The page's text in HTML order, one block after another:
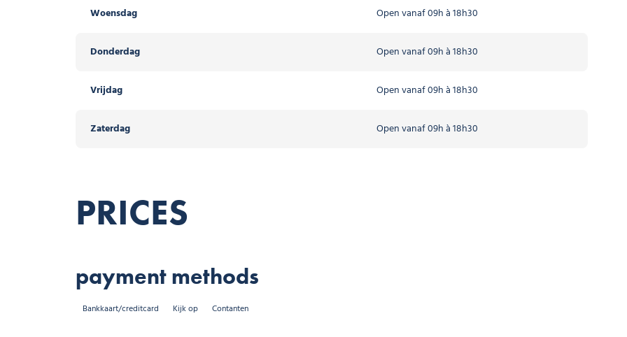
Woensdag Open vanaf 09h à 18h30
Donderdag Open vanaf 09h à 18h30
Vrijdag Open vanaf 09h à 18h30
Zaterdag Open vanaf 09h à 18h30
PRICES
payment methods
Bankkaart/creditcard Kijk op Contanten